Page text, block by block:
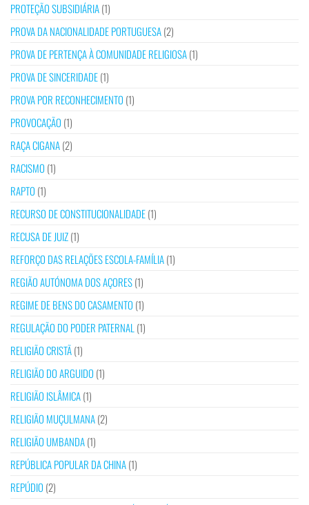
PROTEÇÃO SUBSIDIÁRIA(1)
PROVA DA NACIONALIDADE PORTUGUESA(2)
PROVA DE PERTENÇA À COMUNIDADE RELIGIOSA(1)
PROVA DE SINCERIDADE(1)
PROVA POR RECONHECIMENTO (1)
PROVOCAÇÃO (1)
RAÇA CIGANA(2)
RACISMO (1)
RAPTO (1)
RECURSO DE CONSTITUCIONALIDADE(1)
RECUSA DE JUIZ(1)
REFORÇO DAS RELAÇÕES ESCOLA-FAMÍLIA(1)
REGIÃO AUTÓNOMA DOS AÇORES(1)
REGIME DE BENS DO CASAMENTO (1)
REGULAÇÃO DO PODER PATERNAL (1)
RELIGIÃO CRISTÃ(1)
RELIGIÃO DO ARGUIDO (1)
RELIGIÃO ISLÂMICA(1)
RELIGIÃO MUÇULMANA(2)
RELIGIÃO UMBANDA(1)
REPÚBLICA POPULAR DA CHINA(1)
REPÚDIO (2)